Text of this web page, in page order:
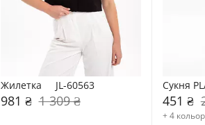
Жилетка     JL-60563
981 ₴ 1 309 ₴
Сукня
451 ₴
+ 4